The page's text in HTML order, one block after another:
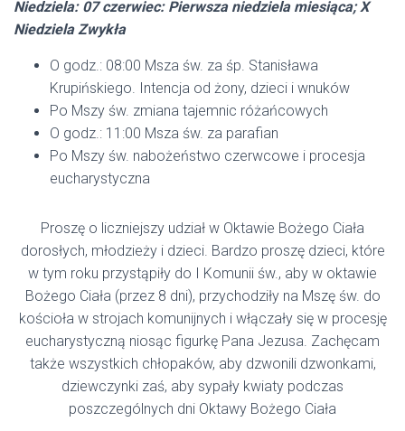
Niedziela: 07 czerwiec: Pierwsza niedziela miesiąca; X
Niedziela Zwykła
O godz.: 08:00 Msza św. za śp. Stanisława
Krupińskiego. Intencja od żony, dzieci i wnuków
Po Mszy św. zmiana tajemnic różańcowych
O godz.: 11:00 Msza św. za parafian
Po Mszy św. nabożeństwo czerwcowe i procesja
eucharystyczna
Proszę o liczniejszy udział w Oktawie Bożego Ciała
dorosłych, młodzieży i dzieci. Bardzo proszę dzieci, które
w tym roku przystąpiły do I Komunii św., aby w oktawie
Bożego Ciała (przez 8 dni), przychodziły na Mszę św. do
kościoła w strojach komunijnych i włączały się w procesję
eucharystyczną niosąc figurkę Pana Jezusa. Zachęcam
także wszystkich chłopaków, aby dzwonili dzwonkami,
dziewczynki zaś, aby sypały kwiaty podczas
poszczególnych dni Oktawy Bożego Ciała